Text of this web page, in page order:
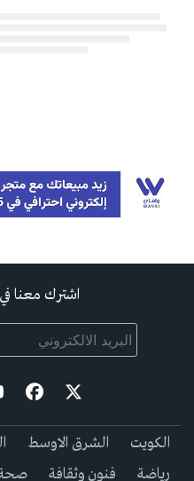
اشترك معنا في
الكويت الشرق الاوسط
رياضة
فنون وثقافة